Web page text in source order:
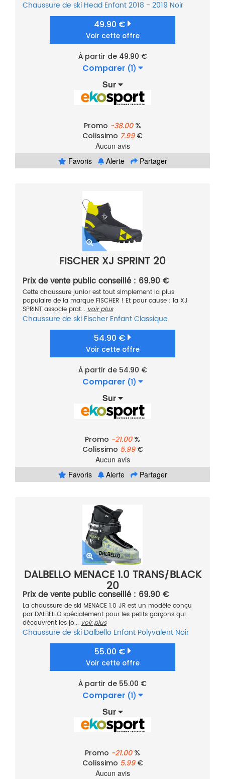
Chaussure de ski Head Enfant2018 - 2019 Noir
49.90 €
Voir cette offre
À partir de 49.90 €
Comparer (1)
Sur
Promo -38.00%
Colissimo 7.99€
Aucun avis
Favoris
Alerte Partager
FISCHER XJ SPRINT 20
Prix de vente public conseillé : 69.90 €
Cette chaussure junior est tout simplement la plus
populaire de la marque FISCHER ! Et pour cause : la XJ
SPRINT associe prat... voir plus
Chaussure de ski Fischer EnfantClassique
54.90 €
Voir cette offre
À partir de 54.90 €
Comparer (1)
Sur
Promo -21.00%
Colissimo 5.99€
Aucun avis
Favoris
Alerte Partager
DALBELLO MENACE 1.0 TRANS/BLACK
20
Prix de vente public conseillé : 69.90 €
La chaussure de ski MENACE 1.0 JR est un modèle conçu
par DALBELLO spécialement pour les petits garçons qui
découvrent les jo... voir plus
Chaussure de ski Dalbello Enfant Polyvalent Noir
55.00 €
Voir cette offre
À partir de 55.00 €
Comparer (1)
Sur
Promo -21.00%
Colissimo 5.99€
Aucun avis